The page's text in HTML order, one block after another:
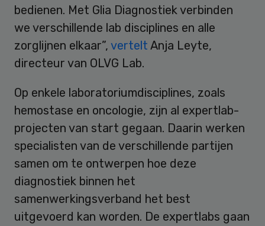
bedienen. Met Glia Diagnostiek verbinden
we verschillende lab disciplines en alle
zorglijnen elkaar”, vertelt Anja Leyte,
directeur van OLVG Lab.
Op enkele laboratoriumdisciplines, zoals
hemostase en oncologie, zijn al expertlab-
projecten van start gegaan. Daarin werken
specialisten van de verschillende partijen
samen om te ontwerpen hoe deze
diagnostiek binnen het
samenwerkingsverband het best
uitgevoerd kan worden. De expertlabs gaan